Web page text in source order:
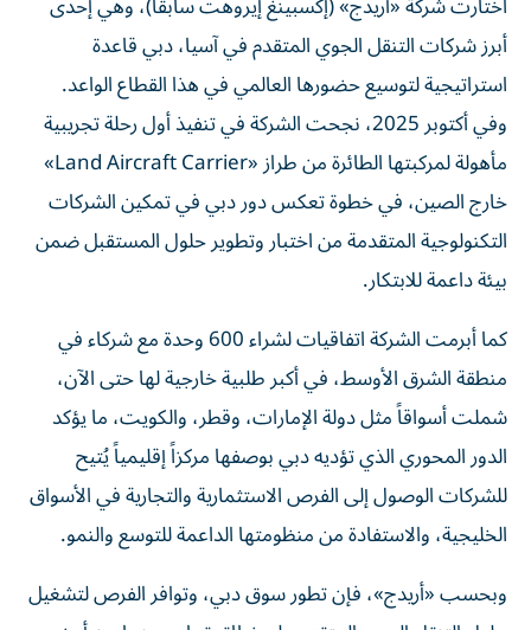
أبرز شركات التنقل الجوي المتقدم في آسيا، دبي قاعدة
استراتيجية لتوسيع حضورها العالمي في هذا القطاع الواعد.
وفي أكتوبر 2025، نجحت الشركة في تنفيذ أول رحلة تجريبية
مأهولة لمركبتها الطائرة من طراز «Land Aircraft Carrier»
خارج الصين، في خطوة تعكس دور دبي في تمكين الشركات
التكنولوجية المتقدمة من اختبار وتطوير حلول المستقبل ضمن
بيئة داعمة للابتكار.
كما أبرمت الشركة اتفاقيات لشراء 600 وحدة مع شركاء في
منطقة الشرق الأوسط، في أكبر طلبية خارجية لها حتى الآن،
شملت أسواقاً مثل دولة الإمارات، وقطر، والكويت، ما يؤكد
الدور المحوري الذي تؤديه دبي بوصفها مركزاً إقليمياً يُتيح
للشركات الوصول إلى الفرص الاستثمارية والتجارية في الأسواق
الخليجية، والاستفادة من منظومتها الداعمة للتوسع والنمو.
وبحسب «أريدج»، فإن تطور سوق دبي، وتوافر الفرص لتشغيل